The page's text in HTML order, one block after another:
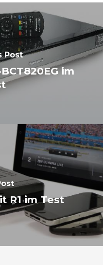
Post
im
R1 im Test